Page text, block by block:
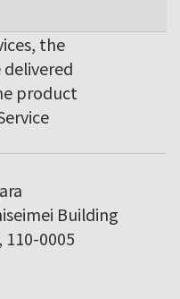
the
product
Building
0005